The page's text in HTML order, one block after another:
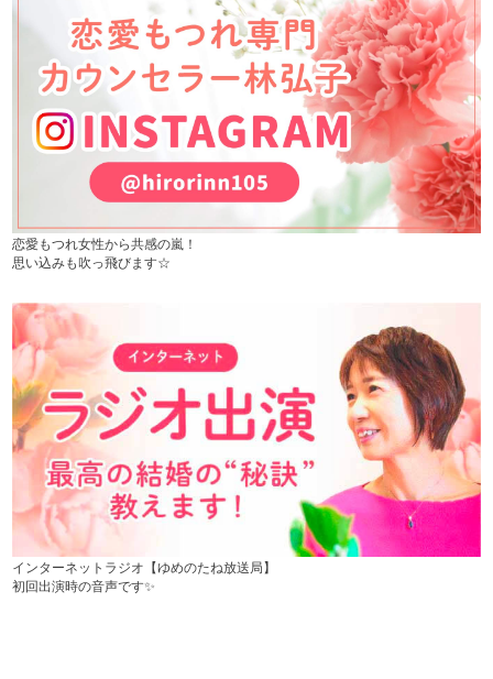
恋愛もつれ女性から共感の嵐！
思い込みも吹っ飛びます☆
インターネットラジオ【ゆめのたね放送局】
初回出演時の音声です✨